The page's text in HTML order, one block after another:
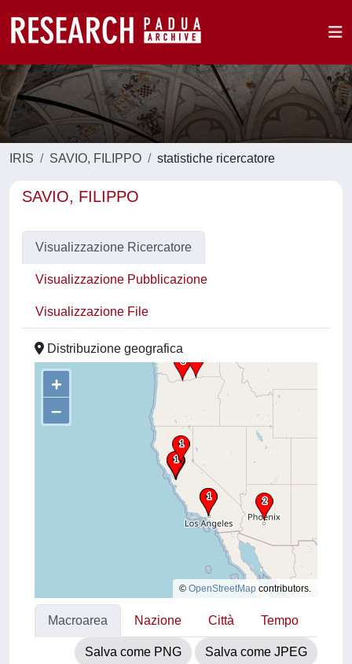
IRIS SAVIO, FILIPPO statistiche ricercatore
SAVIO, FILIPPO
Visualizzazione Ricercatore
Visualizzazione Pubblicazione
Visualizzazione File
Distribuzione geografica
+
–
© OpenStreetMap contributors.
Macroarea Nazione Città Tempo
Salva come PNG Salva come JPEG